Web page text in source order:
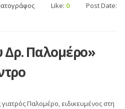
Like: 0
Post Date:
Δρ. Παλομέρο»
Παλομέρο, ειδικευμένος στη